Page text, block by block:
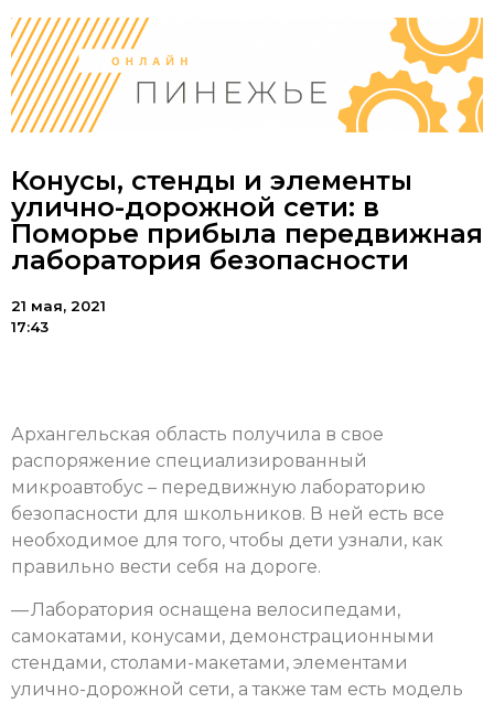
Конусы, стенды и элементы
улично-дорожной сети: в
Поморье прибыла передвижная
лаборатория безопасности
21 мая, 2021
17:43
Архангельская область получила в свое
распоряжение специализированный
микроавтобус – передвижную лабораторию
безопасности для школьников. В ней есть все
необходимое для того, чтобы дети узнали, как
правильно вести себя на дороге.
— Лаборатория оснащена велосипедами,
самокатами, конусами, демонстрационными
стендами, столами-макетами, элементами
улично-дорожной сети, а также там есть модель